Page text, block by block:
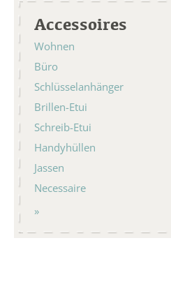
Accessoires
Wohnen
Büro
Schlüsselanhänger
Brillen-Etui
Schreib-Etui
Handyhüllen
Jassen
Necessaire